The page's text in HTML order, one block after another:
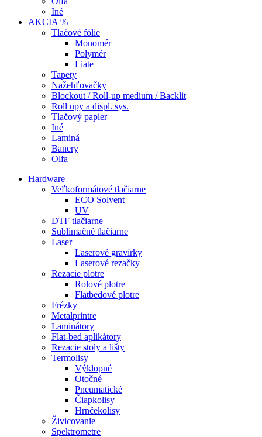
Iné
AKCIA %
Tlačové fólie
Monomér
Polymér
Liate
Tapety
Nažehľovačky
Blockout / Roll-up medium / Backlit
Roll upy a displ. sys.
Tlačový papier
Iné
Laminá
Banery
Olfa
Hardware
Veľkoformátové tlačiarne
ECO Solvent
UV
DTF tlačiarne
Sublimačné tlačiarne
Laser
Laserové gravírky
Laserové rezačky
Rezacie plotre
Rolové plotre
Flatbedové plotre
Frézky
Metalprintre
Laminátory
Flat-bed aplikátory
Rezacie stoly a lišty
Termolisy
Výklopné
Otočné
Pneumatické
Čiapkolisy
Hrnčekolisy
Živicovanie
Spektrometre